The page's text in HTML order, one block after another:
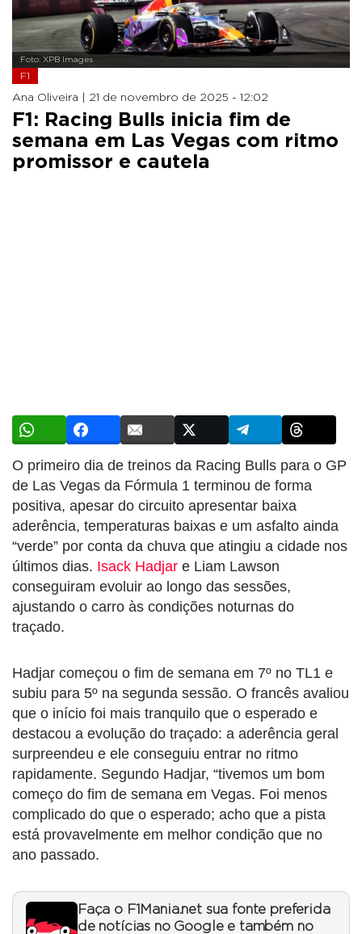
Foto: XPB Images
F1
Ana Oliveira | 21 de novembro de 2025 - 12:02
F1: Racing Bulls inicia fim de
semana em Las Vegas com ritmo
promissor e cautela
O primeiro dia de treinos da Racing Bulls para o GP
de Las Vegas da Fórmula 1 terminou de forma
positiva, apesar do circuito apresentar baixa
aderência, temperaturas baixas e um asfalto ainda
“verde” por conta da chuva que atingiu a cidade nos
últimos dias. Isack Hadjar e Liam Lawson
conseguiram evoluir ao longo das sessões,
ajustando o carro às condições noturnas do
traçado.
Hadjar começou o fim de semana em 7º no TL1 e
subiu para 5º na segunda sessão. O francês avaliou
que o início foi mais tranquilo que o esperado e
destacou a evolução do traçado: a aderência geral
surpreendeu e ele conseguiu entrar no ritmo
rapidamente. Segundo Hadjar, “tivemos um bom
começo do fim de semana em Vegas. Foi menos
complicado do que o esperado; acho que a pista
está provavelmente em melhor condição que no
ano passado.
Faça o F1Mania.net sua fonte preferida
de notícias no Google e também no